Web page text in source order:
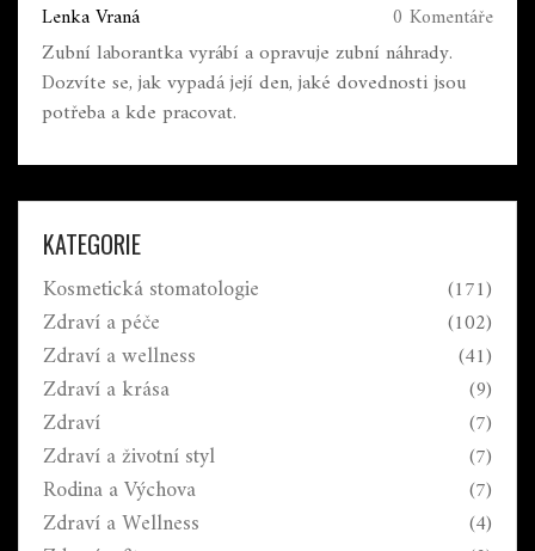
Lenka Vraná 0 Komentáře
Zubní laborantka vyrábí a opravuje zubní náhrady.
Dozvíte se, jak vypadá její den, jaké dovednosti jsou
potřeba a kde pracovat.
KATEGORIE
Kosmetická stomatologie (171)
Zdraví a péče (102)
Zdraví a wellness (41)
Zdraví a krása (9)
Zdraví (7)
Zdraví a životní styl (7)
Rodina a Výchova (7)
Zdraví a Wellness (4)